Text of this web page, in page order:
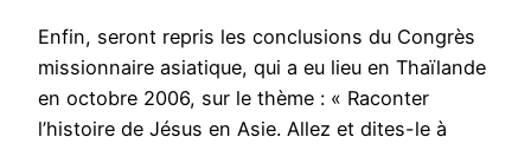
Enfin, seront repris les conclusions du Congrès
missionnaire asiatique, qui a eu lieu en Thaïlande
en octobre 2006, sur le thème : « Raconter
l’histoire de Jésus en Asie. Allez et dites-le à